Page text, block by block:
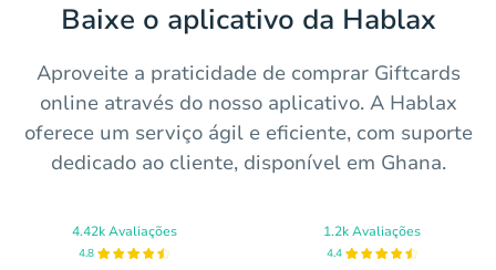
Baixe o aplicativo da Hablax
Aproveite a praticidade de comprar Giftcards
online através do nosso aplicativo. A Hablax
oferece um serviço ágil e eficiente, com suporte
dedicado ao cliente, disponível em Ghana.
4.42k Avaliações
4.8
1.2k Avaliações
4.4